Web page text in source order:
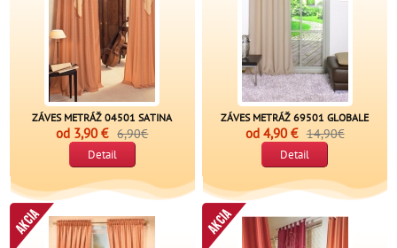
ZÁVES METRÁŽ 04501 SATINA
od 3,90 € 6,90€
Detail
ZÁVES METRÁŽ 69501 GLOBALE
od 4,90 € 14,90€
Detail